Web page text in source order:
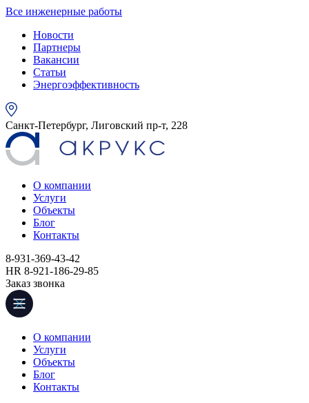
Все инженерные работы
Новости
Партнеры
Вакансии
Статьи
Энергоэффективность
Санкт-Петербург, Лиговский пр-т, 228
О компании
Услуги
Объекты
Блог
Контакты
8-931-369-43-42
HR 8-921-186-29-85
Заказ звонка
О компании
Услуги
Объекты
Блог
Контакты